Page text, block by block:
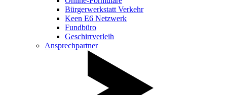
Bürgerwerkstatt Verkehr
Keen E6 Netzwerk
Fundbüro
Geschirrverleih
Ansprechpartner